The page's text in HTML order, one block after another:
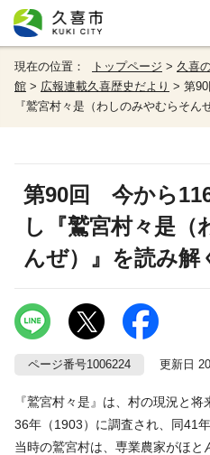
現在の位置： トップページ > 久喜
館 > 広報連載久喜歴史だより > 第
『鷲宮村々是（わしのみやむらそん
第90回 今から
し『鷲宮村々是
んぜ）』を読み解
ページ番号1006224 更新日
『鷲宮村々是』は、村の現況と
36年（1903）に調査され、同41
当時の鷲宮村は、専業農家がほ